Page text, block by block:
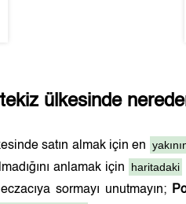
ülkesinde
satın almak için en
anlamak için haritadaki
sormayı unutmayın;